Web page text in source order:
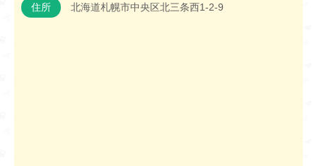
住所 北海道札幌市中央区北三条西1-2-9